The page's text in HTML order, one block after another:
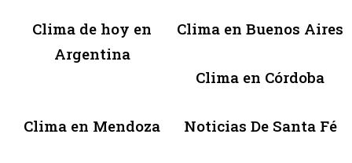
Clima de hoy en
Argentina
Clima en Buenos Aires
Clima en Córdoba
Clima en Mendoza Noticias De Santa Fé